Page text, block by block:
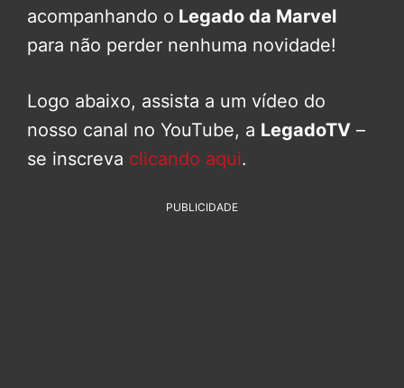
acompanhando o Legado da Marvel
para não perder nenhuma novidade!
Logo abaixo, assista a um vídeo do
nosso canal no YouTube, a LegadoTV –
se inscreva clicando aqui.
PUBLICIDADE